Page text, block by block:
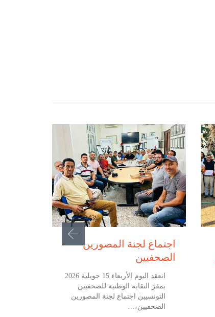
اجتماع لجنة المصورين
الصحفيين
انعقد اليوم الأربعاء 15 جويلية 2026
بمقرّ النقابة الوطنية للصحفيين
التونسيين اجتماع لجنة المصورين
الصحفيين،…